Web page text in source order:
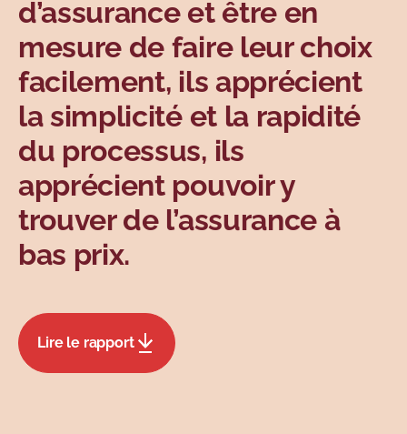
d’assurance et être en
mesure de faire leur choix
facilement, ils apprécient
la simplicité et la rapidité
du processus, ils
apprécient pouvoir y
trouver de l’assurance à
bas prix.
Lire le rapport